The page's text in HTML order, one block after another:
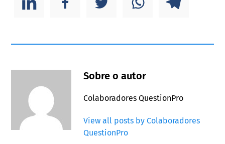
Sobre o autor
Colaboradores QuestionPro
View all posts by Colaboradores
QuestionPro